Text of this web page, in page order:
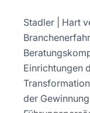
Stadler | Hart
Einrichtungen
der